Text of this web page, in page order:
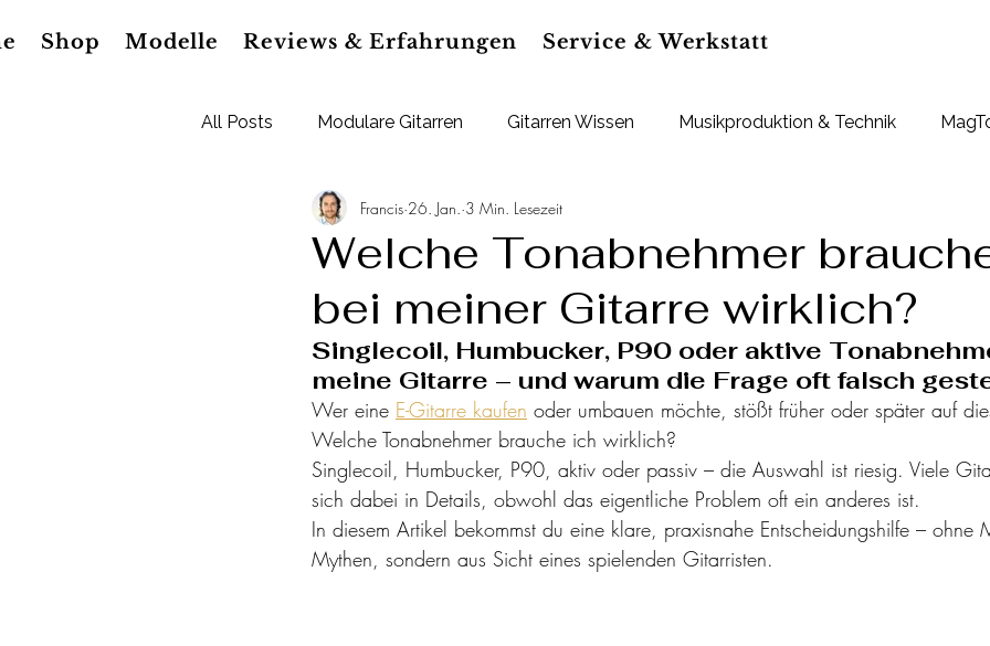
Shop Modelle Reviews & Erfahrungen Service & Werkstatt
All Posts Modulare Gitarren Gitarren Wissen Musikproduktion & Technik
LightBeat Pedal Gitarren Deals
Welche Tonabnehmer
bei meiner Gitarre wirklich?
Francis 26. Jan. 3 Min. Lesezeit
Singlecoil, Humbucker, P90 oder aktive
meine Gitarre – und warum die Frage oft falsch
Wer eine E-Gitarre kaufen oder umbauen möchte, stößt früher oder später auf
Welche Tonabnehmer brauche ich wirklich?
Singlecoil, Humbucker, P90, aktiv oder passiv – die Auswahl ist riesig. Viele
sich dabei in Details, obwohl das eigentliche Problem oft ein anderes ist.
In diesem Artikel bekommst du eine klare, praxisnahe Entscheidungshilfe – ohne
Mythen, sondern aus Sicht eines spielenden Gitarristen.